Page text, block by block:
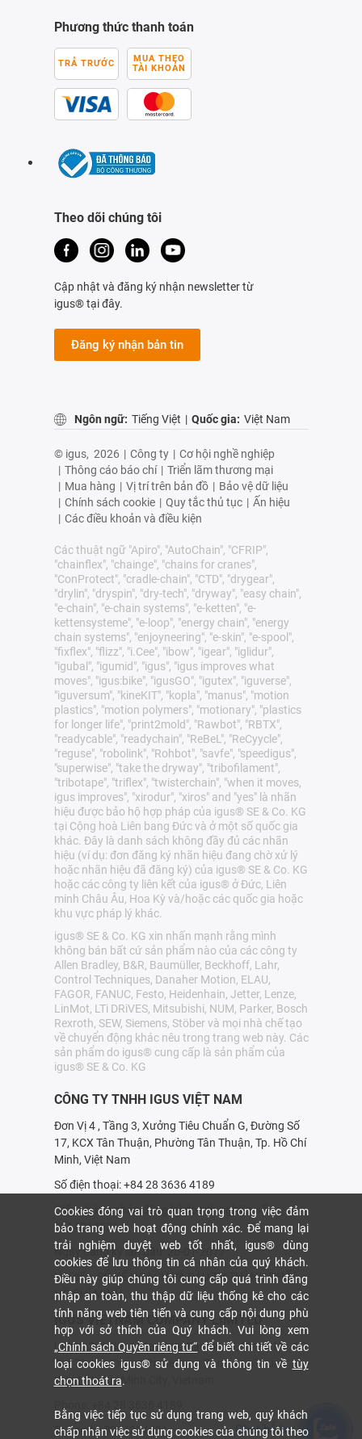
Phương thức thanh toán
TRẢ TRƯỚC
MUA THEO
TÀI KHOẢN
Theo dõi chúng tôi
Cập nhật và đăng ký nhận newsletter từ
igus® tại đây.
Đăng ký nhận bản tin
Ngôn ngữ: Tiếng Việt | Quốc gia: Việt Nam
© igus, 2026 | Công ty | Cơ hội nghề nghiệp
| Thông cáo báo chí | Triển lãm thương mại
| Mua hàng | Vị trí trên bản đồ | Bảo vệ dữ liệu
| Chính sách cookie | Quy tắc thủ tục | Ấn hiệu
| Các điều khoản và điều kiện
Các thuật ngữ "Apiro", "AutoChain", "CFRIP",
"chainflex", "chainge", "chains for cranes",
"ConProtect", "cradle-chain", "CTD", "drygear",
"drylin", "dryspin", "dry-tech", "dryway", "easy chain",
"e-chain", "e-chain systems", "e-ketten", "e-
kettensysteme", "e-loop", "energy chain", "energy
chain systems", "enjoyneering", "e-skin", "e-spool",
"fixflex", "flizz", "i.Cee", "ibow", "igear", "iglidur",
"igubal", "igumid", "igus", "igus improves what
moves", "igus:bike", "igusGO", "igutex", "iguverse",
"iguversum", "kineKIT", "kopla", "manus", "motion
plastics", "motion polymers", "motionary", "plastics
for longer life", "print2mold", "Rawbot", "RBTX",
"readycable", "readychain", "ReBeL", "ReCyycle",
"reguse", "robolink", "Rohbot", "savfe", "speedigus",
"superwise", "take the dryway", "tribofilament",
"tribotape", "triflex", "twisterchain", "when it moves,
igus improves", "xirodur", "xiros" and "yes" là nhãn
hiệu được bảo hộ hợp pháp của igus® SE & Co. KG
tại Cộng hoà Liên bang Đức và ở một số quốc gia
khác. Đây là danh sách không đầy đủ các nhãn
hiệu (ví dụ: đơn đăng ký nhãn hiệu đang chờ xử lý
hoặc nhãn hiệu đã đăng ký) của igus® SE & Co. KG
hoặc các công ty liên kết của igus® ở Đức, Liên
minh Châu Âu, Hoa Kỳ và/hoặc các quốc gia hoặc
khu vực pháp lý khác.
igus® SE & Co. KG xin nhấn mạnh rằng mình
không bán bất cứ sản phẩm nào của các công ty
Allen Bradley, B&R, Baumüller, Beckhoff, Lahr,
Control Techniques, Danaher Motion, ELAU,
FAGOR, FANUC, Festo, Heidenhain, Jetter, Lenze,
LinMot, LTi DRiVES, Mitsubishi, NUM, Parker, Bosch
Rexroth, SEW, Siemens, Stöber và mọi nhà chế tạo
về chuyển động khác nêu trong trang web này. Các
sản phẩm do igus® cung cấp là sản phẩm của
igus® SE & Co. KG
CÔNG TY TNHH IGUS VIỆT NAM
Đơn Vị 4 , Tầng 3, Xưởng Tiêu Chuẩn G, Đường Số
17, KCX Tân Thuận, Phường Tân Thuận, Tp. Hồ Chí
Minh, Việt Nam
Số điện thoại: +84 28 3636 4189
Giấy chứng nhận đăng ký doanh nghiệp số:
0314214531
Ngày đăng ký lần đầu: 20-01-2017
Nơi cấp: SỞ KẾ HOẠCH VÀ ÐẦU TƯ THÀNH PHỐ
HỒ CHÍ MINH
IGUS VIETNAM COMPANY LIMITED
Unit 4, 3rd Floor, Standard Factory G, Street No. 17,
Tan Thuan Export Processing Zone, Tan Thuan
Ward, Ho Chi Minh City, Vietnam
Tax code: 0314214531
Cookies đóng vai trò quan trọng trong việc đảm
bảo trang web hoạt động chính xác. Để mang lại
trải nghiệm duyệt web tốt nhất, igus® dùng
cookies để lưu thông tin cá nhân của quý khách.
Điều này giúp chúng tôi cung cấp quá trình đăng
nhập an toàn, thu thập dữ liệu thống kê cho các
tính năng web tiên tiến và cung cấp nội dung phù
hợp với sở thích của Quý khách. Vui lòng xem
„Chính sách Quyền riêng tư“ để biết chi tiết về các
loại cookies igus® sử dụng và thông tin về tùy
chọn thoát ra.
Bằng việc tiếp tục sử dụng trang web, quý khách
chấp nhận việc sử dụng cookies của chúng tôi theo
Chat hỗ trợ